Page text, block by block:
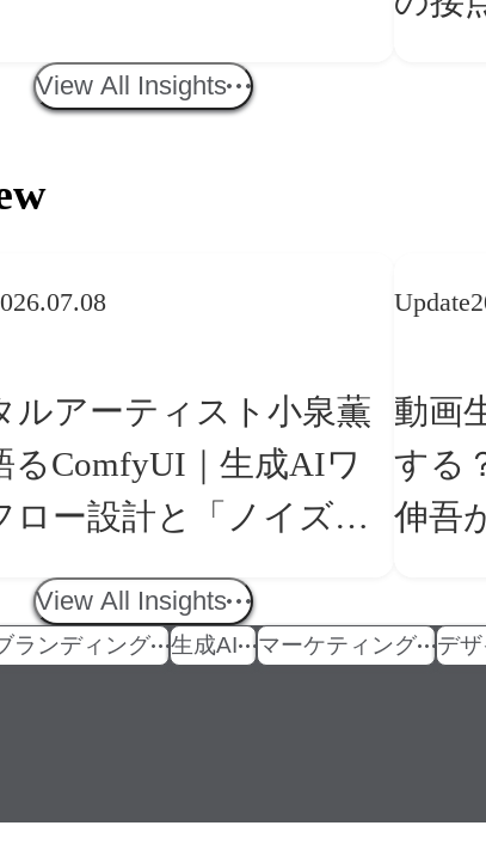
View All Insights
ルアーティスト小泉薫
るComfyUI｜生成AIワ
ロー設計と「ノイズと
」
Update
動画
する
伸吾
View All Insights
ランディング 生成AI マーケティング デ